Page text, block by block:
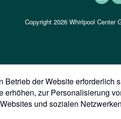
Copyright 2026 Whirlpool Center
der Website erforderlich
zur Personalisierung
und sozialen